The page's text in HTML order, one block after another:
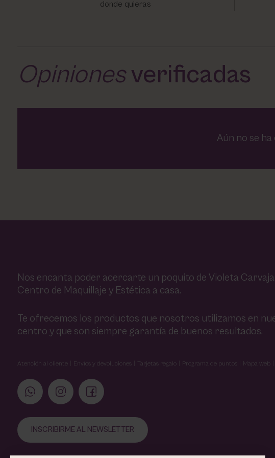
donde quieras
Opinionesverificadas
Aún no se
Nos encanta poder acercarte un poquito de Violeta
Centro de Maquillaje y Estética a casa.
Te ofrecemos los productos que nosotros utilizamos en
centro y que son siempre garantía de buenos resultados.
Atención al cliente Envíos y devoluciones Tarjetas regalo Programa de puntos Mapa web
INSCRIBIRME AL NEWSLETTER